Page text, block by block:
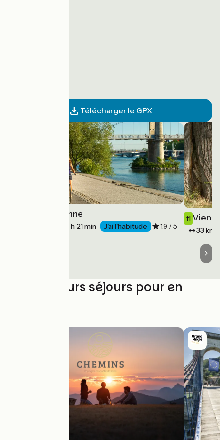
Télécharger le GPX
Lyon / Vienne
2 h 21 min J'ai l'habitude 1.9 / 5
11
33 km
Les meilleurs séjours pour en